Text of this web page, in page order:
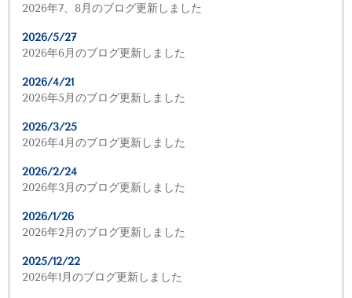
2026年7、8月のブログ更新しました
2026/5/27
2026年6月のブログ更新しました
2026/4/21
2026年5月のブログ更新しました
2026/3/25
2026年4月のブログ更新しました
2026/2/24
2026年3月のブログ更新しました
2026/1/26
2026年2月のブログ更新しました
2025/12/22
2026年1月のブログ更新しました